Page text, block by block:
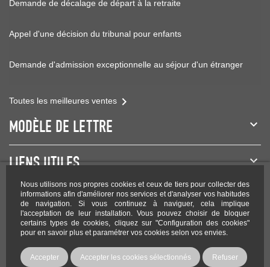
Nous utilisons nos propres cookies et ceux de tiers pour collecter des
informations afin d'améliorer nos services et d'analyser vos habitudes
de navigation. Si vous continuez à naviguer, cela implique
l'acceptation de leur installation. Vous pouvez choisir de bloquer
certains types de cookies, cliquez sur "Configuration des cookies"
pour en savoir plus et paramétrer vos cookies selon vos envies.
Accepter Accepter les cookies sélectionnés Refuser
Demande de décalage de départ à la retraite
Appel d'une décision du tribunal pour enfants
Demande d'admission exceptionnelle au séjour d'un étranger
Toutes les meilleures ventes 
MODÈLE DE LETTRE
LIENS UTILES
NEWSLETTER